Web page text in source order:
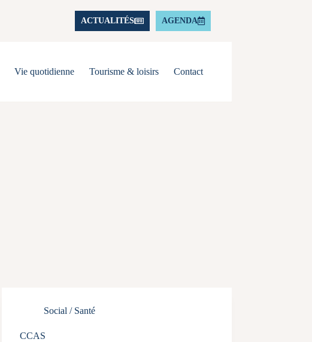
ACTUALITÉS AGENDA
Vie quotidienne Tourisme & loisirs Contact
Social / Santé
CCAS